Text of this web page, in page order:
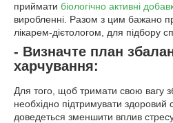
приймати біологічно активні
виробленні. Разом з цим бажано
лікарем-дієтологом, для підбору
- Визначте план
харчування:
Для того, щоб тримати свою вагу
необхідно підтримувати здоровий
доведеться зменшити вплив